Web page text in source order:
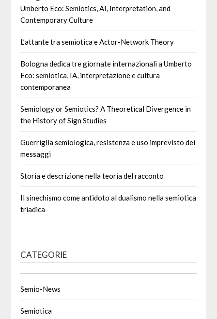
Umberto Eco: Semiotics, AI, Interpretation, and
Contemporary Culture
L’attante tra semiotica e Actor-Network Theory
Bologna dedica tre giornate internazionali a Umberto
Eco: semiotica, IA, interpretazione e cultura
contemporanea
Semiology or Semiotics? A Theoretical Divergence in
the History of Sign Studies
Guerriglia semiologica, resistenza e uso imprevisto dei
messaggi
Storia e descrizione nella teoria del racconto
Il sinechismo come antidoto al dualismo nella semiotica
triadica
CATEGORIE
Semio-News
Semiotica